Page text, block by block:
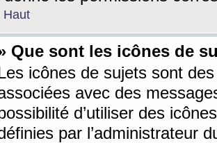
Haut
Que sont les icônes de
icônes de sujets sont
avec des
d’utiliser des
par l’administrateur